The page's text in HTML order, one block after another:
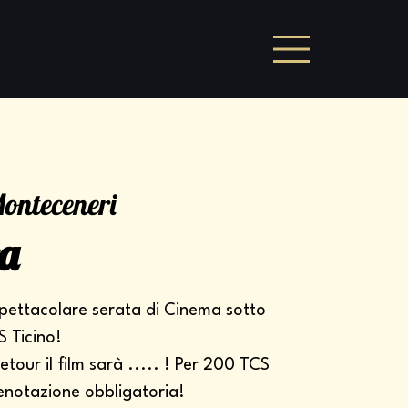
serata di Cinema sotto
Ticino!
il film sarà ..... ! Per 200 TCS